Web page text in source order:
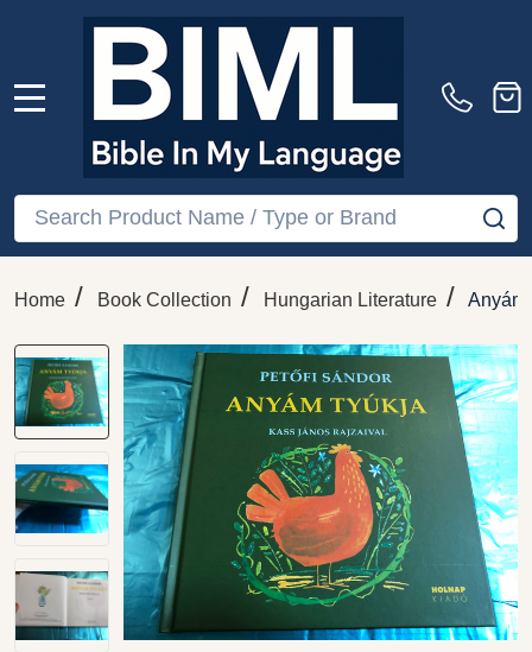
Search
Home / Book Collection / Hungarian Literature / Anyám